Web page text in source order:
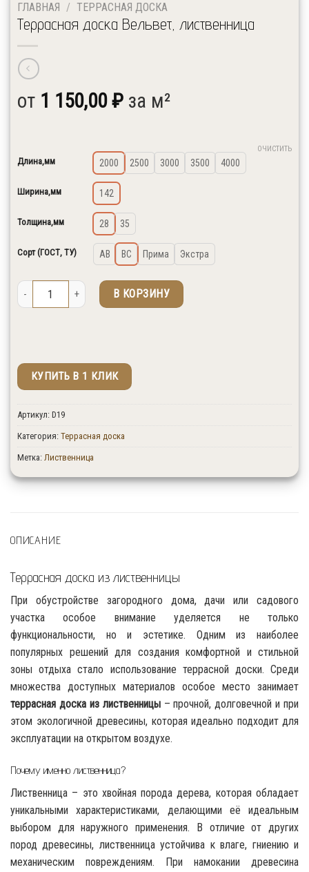
ГЛАВНАЯ / ТЕРРАСНАЯ ДОСКА
Террасная доска Вельвет, лиственница
от 1 150,00₽ за м²
↓ Выберите необходимые размеры и сорт
Длина,мм 2000 2500 3000 3500 4000
Ширина,мм 142
Толщина,мм 28 35
Сорт (ГОСТ, ТУ) AB BC Прима Экстра
ОЧИСТИТЬ
Количество товара Террасная доска Вельвет, лиственница
В КОРЗИНУ
↑ Укажите количество изделий в штуках.
КУПИТЬ В 1 КЛИК
Артикул: D19
Категория: Террасная доска
Метка: Лиственница
ОПИСАНИЕ
Террасная доска из лиственницы
При обустройстве загородного дома, дачи или садового
участка особое внимание уделяется не только
функциональности, но и эстетике. Одним из наиболее
популярных решений для создания комфортной и стильной
зоны отдыха стало использование террасной доски. Среди
множества доступных материалов особое место занимает
террасная доска из лиственницы – прочной, долговечной и при
этом экологичной древесины, которая идеально подходит для
эксплуатации на открытом воздухе.
Почему именно лиственница?
Лиственница – это хвойная порода дерева, которая обладает
уникальными характеристиками, делающими её идеальным
выбором для наружного применения. В отличие от других
пород древесины, лиственница устойчива к влаге, гниению и
механическим повреждениям. При намокании древесина